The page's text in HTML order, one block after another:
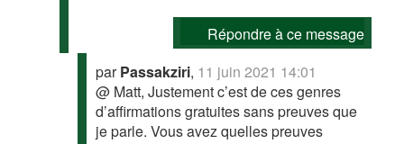
Répondre à ce message
parPassakziri, 11 juin 2021 14:01
@ Matt, Justement c’est de ces genres
d’affirmations gratuites sans preuves que
je parle. Vous avez quelles preuves